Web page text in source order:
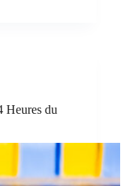
Heures du